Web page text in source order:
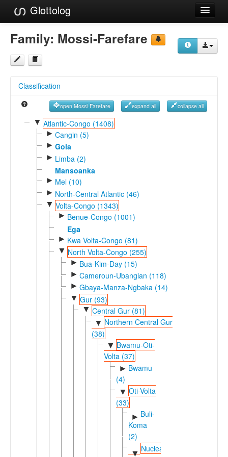
Glottolog
Languages
Families
References
Reference Search
GlottoScope
Family: Mossi-Farefare
Classification
open Mossi-Farefare expand all collapse all
▼ Atlantic-Congo (1408)
► Cangin (5)
► Gola
► Limba (2)
Mansoanka
► Mel (10)
► North-Central Atlantic (46)
▼ Volta-Congo (1343)
► Benue-Congo (1001)
Ega
► Kwa Volta-Congo (81)
▼ North Volta-Congo (255)
► Bua-Kim-Day (15)
► Cameroun-Ubangian (118)
► Gbaya-Manza-Ngbaka (14)
▼ Gur (93)
▼ Central Gur (81)
▼ Northern Central Gur
(38)
▼ Bwamu-Oti-
Volta (37)
► Bwamu
(4)
▼ Oti-Volta
(33)
► Buli-
Koma
(2)
▼
Nuclear